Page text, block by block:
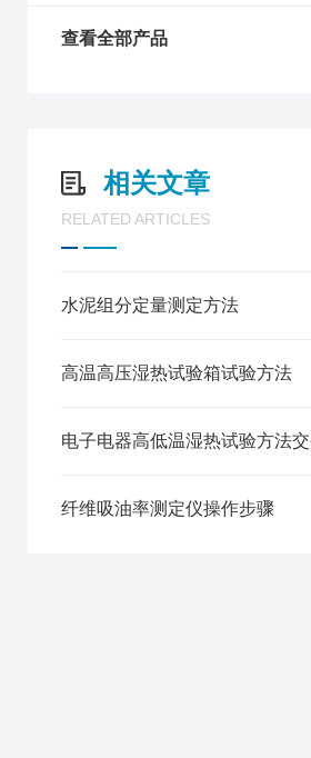
查看全部产品
相关文章
RELATED ARTICLES
水泥组分定量测定方法
高温高压湿热试验箱试验方法
纤维吸油率测定仪操作步骤